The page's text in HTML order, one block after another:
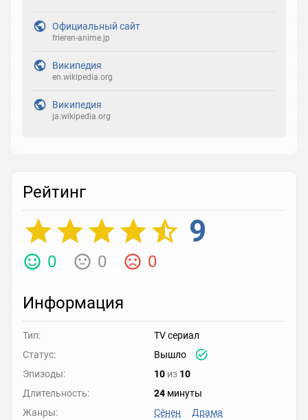
Официальный сайт
frieren-anime.jp
Википедия
en.wikipedia.org
Википедия
ja.wikipedia.org
Рейтинг
9
0 0 0
Информация
Тип:
TV сериал
Статус:
Вышло
Эпизоды:
10 из 10
Длительность:
24 минуты
Жанры:
Сёнен Драма